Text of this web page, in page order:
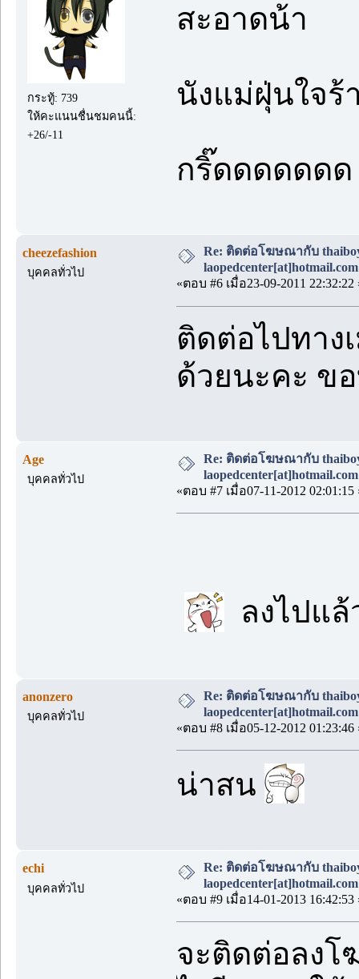
กระทู้: 739
ให้คะแนนชื่นชมคนนี้:
+26/-11
สะอาดน้า
นังแม่ฝุ่นใจร้
กริ๊ดดดดดดด
cheezefashion
บุคคลทั่วไป
Re: ติดต่อโฆษณากับ
«ตอบ #6 เมื่อ23-09-2011 22:32:22
ติดต่อไปทาง
ด้วยนะคะ ข
Age
บุคคลทั่วไป
Re: ติดต่อโฆษณากับ
«ตอบ #7 เมื่อ07-11-2012 02:01:15
ลงไปแ
anonzero
บุคคลทั่วไป
Re: ติดต่อโฆษณากับ
«ตอบ #8 เมื่อ05-12-2012 01:23:46
น่าสน
echi
บุคคลทั่วไป
Re: ติดต่อโฆษณากับ
«ตอบ #9 เมื่อ14-01-2013 16:42:53
จะติดต่อลงโ